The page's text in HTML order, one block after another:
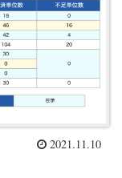
2021.11.10